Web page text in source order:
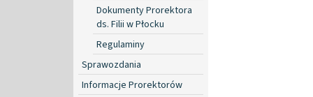
Dokumenty Prorektora
ds. Filii w Płocku
Regulaminy
Sprawozdania
Informacje Prorektorów